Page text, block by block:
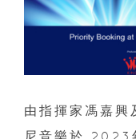
由指揮家馮嘉
尼音樂於 2023